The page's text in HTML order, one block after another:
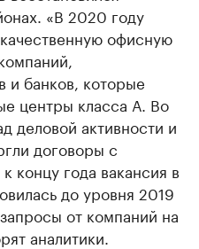
«В 2020 году
офисную
и банков, которые
центры класса А. Во
деловой активности и
договоры с
концу года вакансия в
до уровня 2019
от компаний на
аналитики.